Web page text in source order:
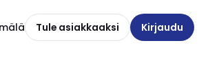
Tule asiakkaaksi Kirjaudu